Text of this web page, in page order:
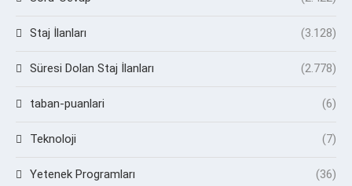
Staj İlanları (3.128)
Süresi Dolan Staj İlanları (2.778)
taban-puanlari (6)
Teknoloji (7)
Yetenek Programları (36)